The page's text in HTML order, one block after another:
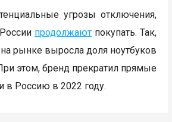
угрозы отключения,
продолжают покупать. Так,
рынке выросла доля ноутбуков
этом, бренд прекратил прямые
в Россию в 2022 году.